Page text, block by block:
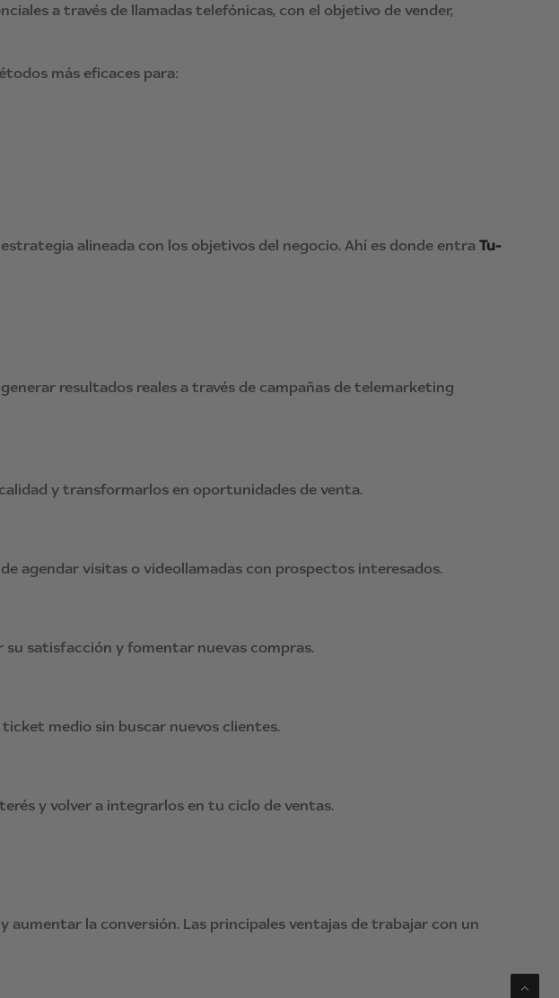
a través de llamadas telefónicas, con el objetivo de vender,
más eficaces para:
alineada con los objetivos del negocio. Ahí es donde entra Tu-
resultados reales a través de campañas de telemarketing
y transformarlos en oportunidades de venta.
agendar visitas o videollamadas con prospectos interesados.
satisfacción y fomentar nuevas compras.
medio sin buscar nuevos clientes.
y volver a integrarlos en tu ciclo de ventas.
la conversión. Las principales ventajas de trabajar con un